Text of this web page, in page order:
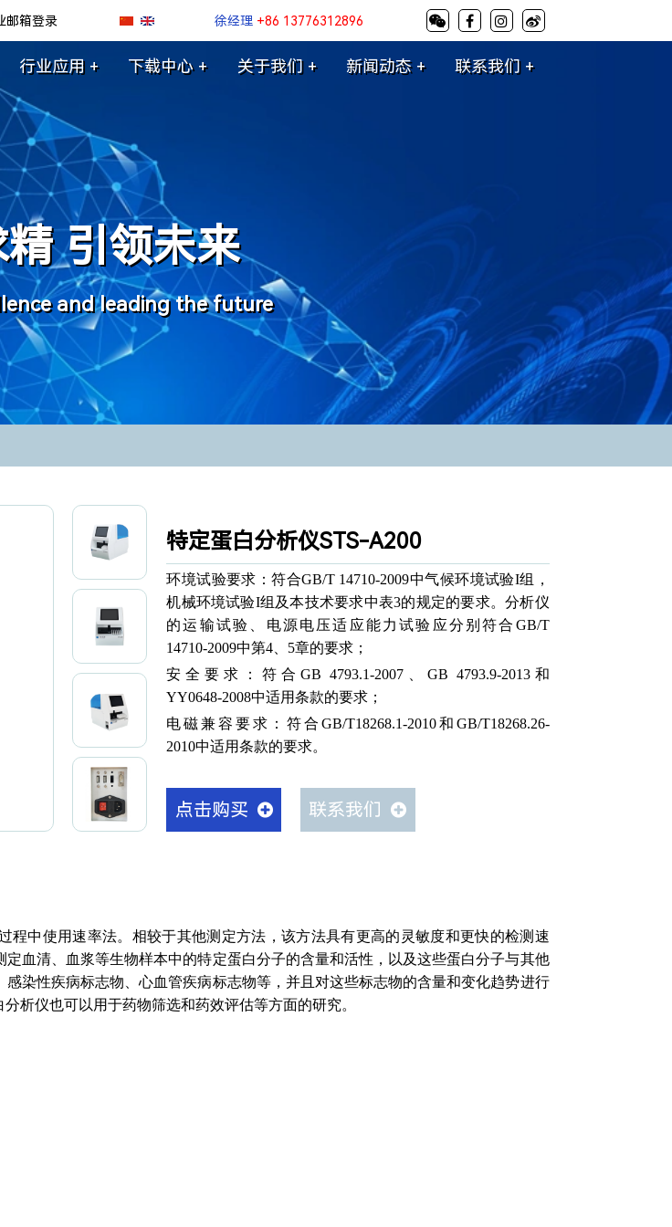
邮箱登录 徐经理 +86 13776312896
行业应用 + 下载中心 + 关于我们 + 新闻动态 + 联系我们 +
引领未来
and leading the future
特定蛋白分析仪STS-A200
环境试验要求：符合GB/T 14710-2009中气候环境试验I组，
机械环境试验I组及本技术要求中表3的规定的要求。分析仪
的运输试验、电源电压适应能力试验应分别符合GB/T
14710-2009中第4、5章的要求；
安全要求：符合GB 4793.1-2007、GB 4793.9-2013和
YY0648-2008中适用条款的要求；
电磁兼容要求：符合GB/T18268.1-2010和GB/T18268.26-
2010中适用条款的要求。
点击购买 联系我们
中使用速率法。相较于其他测定方法，该方法具有更高的灵敏度和更快的检测速
血清、血浆等生物样本中的特定蛋白分子的含量和活性，以及这些蛋白分子与其他
染性疾病标志物、心血管疾病标志物等，并且对这些标志物的含量和变化趋势进行
析仪也可以用于药物筛选和药效评估等方面的研究。